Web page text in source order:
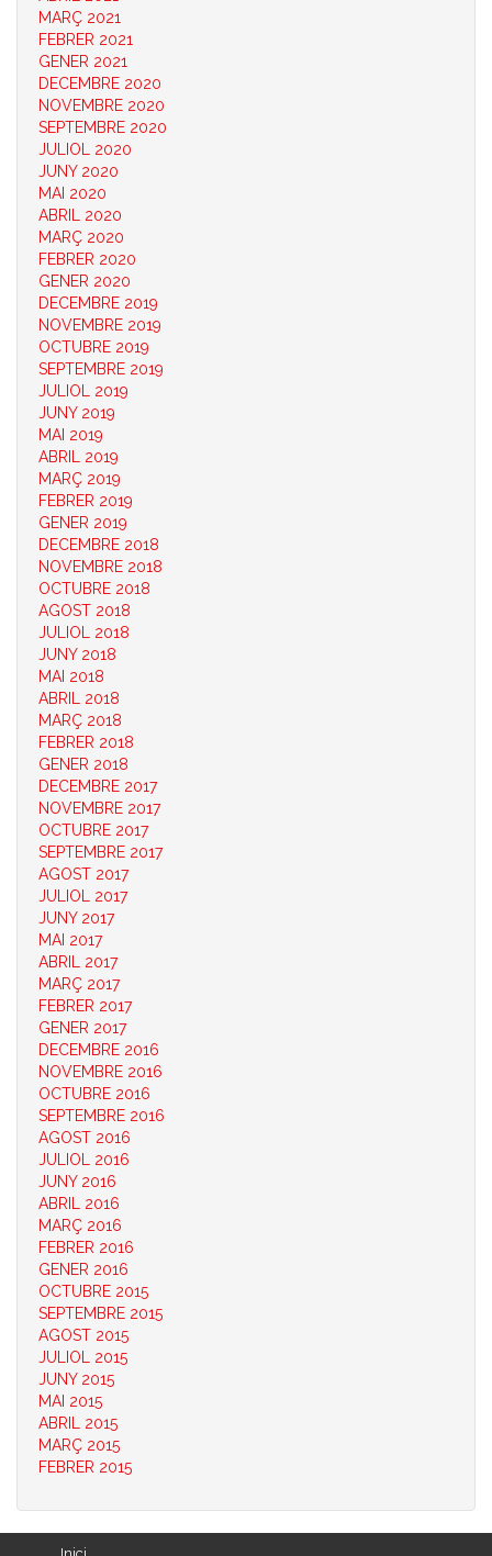
MARÇ 2021
FEBRER 2021
GENER 2021
DECEMBRE 2020
NOVEMBRE 2020
SEPTEMBRE 2020
JULIOL 2020
JUNY 2020
MAI 2020
ABRIL 2020
MARÇ 2020
FEBRER 2020
GENER 2020
DECEMBRE 2019
NOVEMBRE 2019
OCTUBRE 2019
SEPTEMBRE 2019
JULIOL 2019
JUNY 2019
MAI 2019
ABRIL 2019
MARÇ 2019
FEBRER 2019
GENER 2019
DECEMBRE 2018
NOVEMBRE 2018
OCTUBRE 2018
AGOST 2018
JULIOL 2018
JUNY 2018
MAI 2018
ABRIL 2018
MARÇ 2018
FEBRER 2018
GENER 2018
DECEMBRE 2017
NOVEMBRE 2017
OCTUBRE 2017
SEPTEMBRE 2017
AGOST 2017
JULIOL 2017
JUNY 2017
MAI 2017
ABRIL 2017
MARÇ 2017
FEBRER 2017
GENER 2017
DECEMBRE 2016
NOVEMBRE 2016
OCTUBRE 2016
SEPTEMBRE 2016
AGOST 2016
JULIOL 2016
JUNY 2016
ABRIL 2016
MARÇ 2016
FEBRER 2016
GENER 2016
OCTUBRE 2015
SEPTEMBRE 2015
AGOST 2015
JULIOL 2015
JUNY 2015
MAI 2015
ABRIL 2015
MARÇ 2015
FEBRER 2015